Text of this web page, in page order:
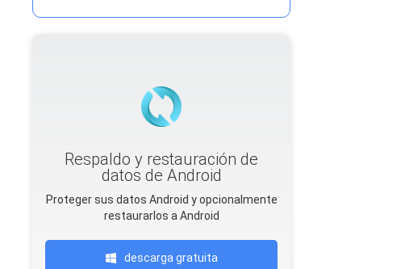
Respaldo y restauración de
datos de Android
Proteger sus datos Android y opcionalmente
restaurarlos a Android
descarga gratuita